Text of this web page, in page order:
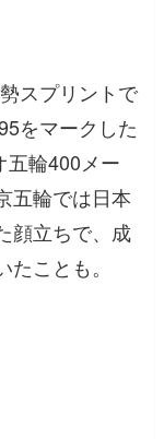
スプリントで
をマークした
五輪400メー
五輪では日本
顔立ちで、成
ことも。